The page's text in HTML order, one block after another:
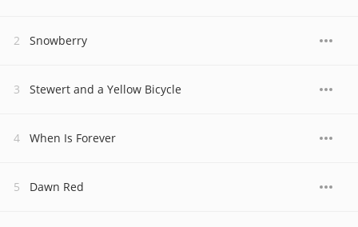
Snowberry
Stewert and a Yellow Bicycle
When Is Forever
Dawn Red